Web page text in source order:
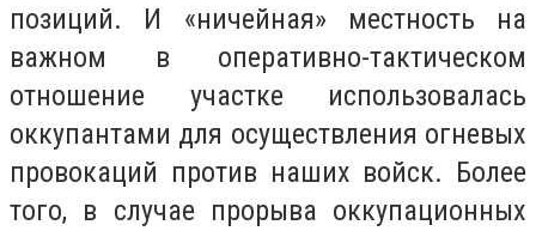
позиций. И «ничейная» местность на
важном в оперативно-тактическом
отношение участке использовалась
оккупантами для осуществления огневых
провокаций против наших войск. Более
того, в случае прорыва оккупационных